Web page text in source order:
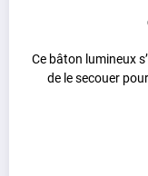
Ce bâton lumineux
de le secouer